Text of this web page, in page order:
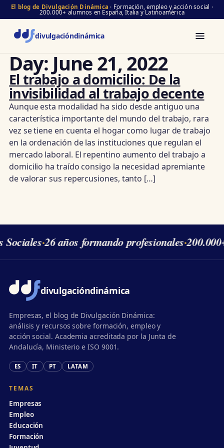
El blog de Divulgación Dinámica · Formación, empleo y acción social ·
200.000+ alumnos en España, Italia y Latinoamérica
divulgacióndinámica
Day: June 21, 2022
El trabajo a domicilio: De la
invisibilidad al trabajo decente
Aunque esta modalidad ha sido desde antiguo una
característica importante del mundo del trabajo, rara
vez se tiene en cuenta el hogar como lugar de trabajo
en la ordenación de las instituciones que regulan el
mercado laboral. El repentino aumento del trabajo a
domicilio ha traído consigo la necesidad apremiante
de valorar sus repercusiones, tanto […]
Sociales·26 años formando profesionales·
divulgacióndinámica
Empresas, el blog de Divulgación Dinámica:
análisis y recursos sobre formación, empleo y
acción social. Academia acreditada por la Junta de
Andalucía, Ministerio e ISO 9001.
ES IT PT LATAM
TEMAS
Empresas
Empleo
Educación
Formación